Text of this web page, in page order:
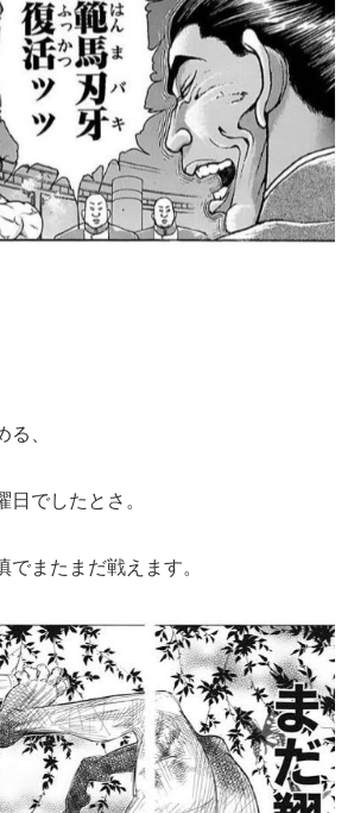
る、
日でしたとさ。
でまたまだ戦えます。